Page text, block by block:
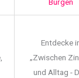
Burgen
Entdecke
„Zwischen
und Alltag -